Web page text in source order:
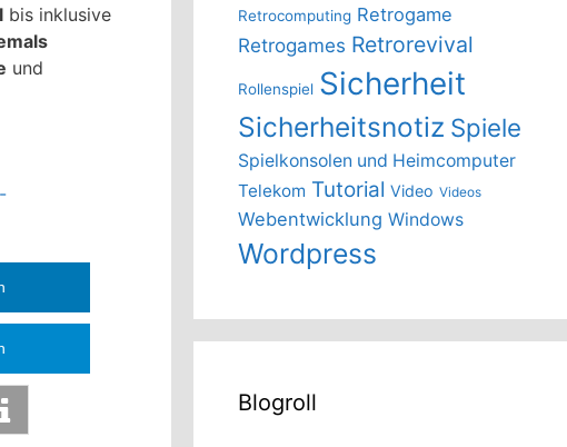
bis inklusive
und
Retrocomputing Retrogame
Retrogames Retrorevival
Rollenspiel Sicherheit
Sicherheitsnotiz Spiele
Spielkonsolen und Heimcomputer
Telekom Tutorial Video Videos
Webentwicklung Windows
Wordpress
Blogroll